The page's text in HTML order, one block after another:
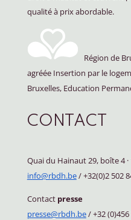
qualité à prix abordable.
Région de
agréée Insertion par le
Bruxelles, Education
CONTACT
Quai du Hainaut 29, boîte 4·
info@rbdh.be/ +32(0)2 502
Contact presse
presse@rbdh.be/ +32 (0)456